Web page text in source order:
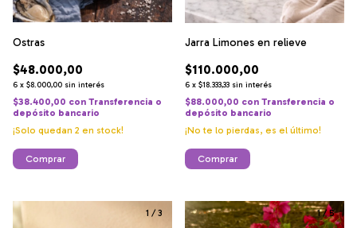
Ostras
$48.000,00
6 x $8.000,00 sin interés
$38.400,00 con Transferencia o
depósito bancario
¡Solo quedan 2 en stock!
Comprar
Jarra Limones en relieve
$110.000,00
6 x $18.333,33 sin interés
$88.000,00 con Transferencia o
depósito bancario
¡No te lo pierdas, es el último!
1 /3 1/5